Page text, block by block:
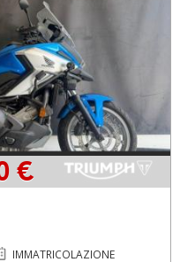
€
IMMATRICOLAZIONE